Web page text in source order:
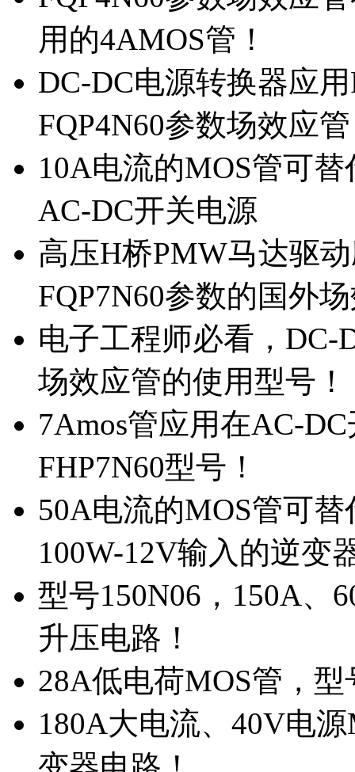
用的4AMOS管！
DC-DC电源转换器应
FQP4N60参数场效应
10A电流的MOS管可
AC-DC开关电源
高压H桥PMW马达驱
FQP7N60参数的国外
电子工程师必看，DC-
场效应管的使用型号！
7Amos管应用在AC-
FHP7N60型号！
50A电流的MOS管可
100W-12V输入的逆变
型号150N06，150A、
升压电路！
28A低电荷MOS管，
180A大电流、40V电